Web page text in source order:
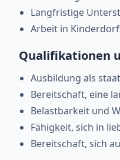
Langfristige
Arbeit in
Qualifikationen
Ausbildung als
Bereitschaft, eine
Belastbarkeit und
Fähigkeit, sich in
Bereitschaft, sich